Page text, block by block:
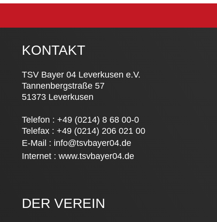
KONTAKT
TSV Bayer 04 Leverkusen e.V.
Tannenbergstraße 57
51373 Leverkusen
Telefon : +49 (0214) 8 68 00-0
Telefax : +49 (0214) 206 021 00
E-Mail : info@tsvbayer04.de
Internet : www.tsvbayer04.de
DER VEREIN